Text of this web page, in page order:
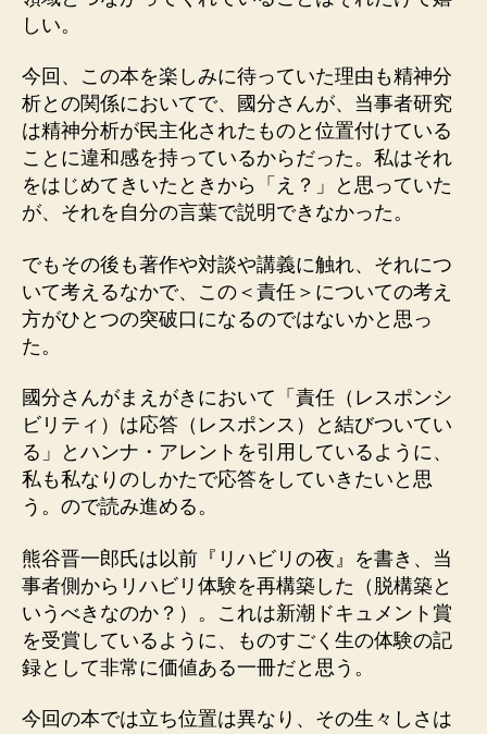
しい。
今回、この本を楽しみに待っていた理由も精神分
析との関係においてで、國分さんが、当事者研究
は精神分析が民主化されたものと位置付けている
ことに違和感を持っているからだった。私はそれ
をはじめてきいたときから「え？」と思っていた
が、それを自分の言葉で説明できなかった。
でもその後も著作や対談や講義に触れ、それにつ
いて考えるなかで、この＜責任＞についての考え
方がひとつの突破口になるのではないかと思っ
た。
國分さんがまえがきにおいて「責任（レスポンシ
ビリティ）は応答（レスポンス）と結びついてい
る」とハンナ・アレントを引用しているように、
私も私なりのしかたで応答をしていきたいと思
う。ので読み進める。
熊谷晋一郎氏は以前『リハビリの夜』を書き、当
事者側からリハビリ体験を再構築した（脱構築と
いうべきなのか？）。これは新潮ドキュメント賞
を受賞しているように、ものすごく生の体験の記
録として非常に価値ある一冊だと思う。
今回の本では立ち位置は異なり、その生々しさは